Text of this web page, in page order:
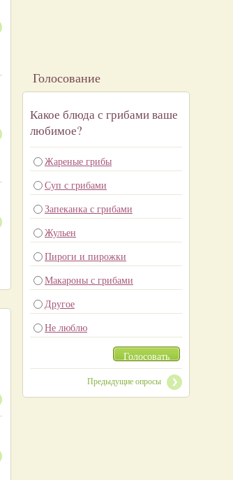
Голосование
Какое блюда с грибами ваше
любимое?
Жареные грибы
Суп с грибами
Запеканка с грибами
Жульен
Пироги и пирожки
Макароны с грибами
Другое
Не люблю
Голосовать
Предыдущие опросы